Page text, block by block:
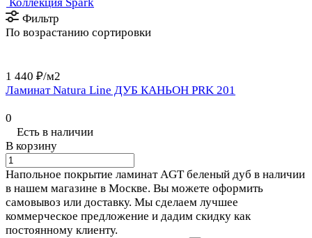
Коллекция Spark
Фильтр
По возрастанию сортировки
1 440 ₽/м2
Ламинат Natura Line ДУБ КАНЬОН PRK 201
0
Есть в наличии
В корзину
Напольное покрытие ламинат AGT беленый дуб в наличии
в нашем магазине в Москве. Вы можете оформить
самовывоз или доставку. Мы сделаем лучшее
коммерческое предложение и дадим скидку как
постоянному клиенту.